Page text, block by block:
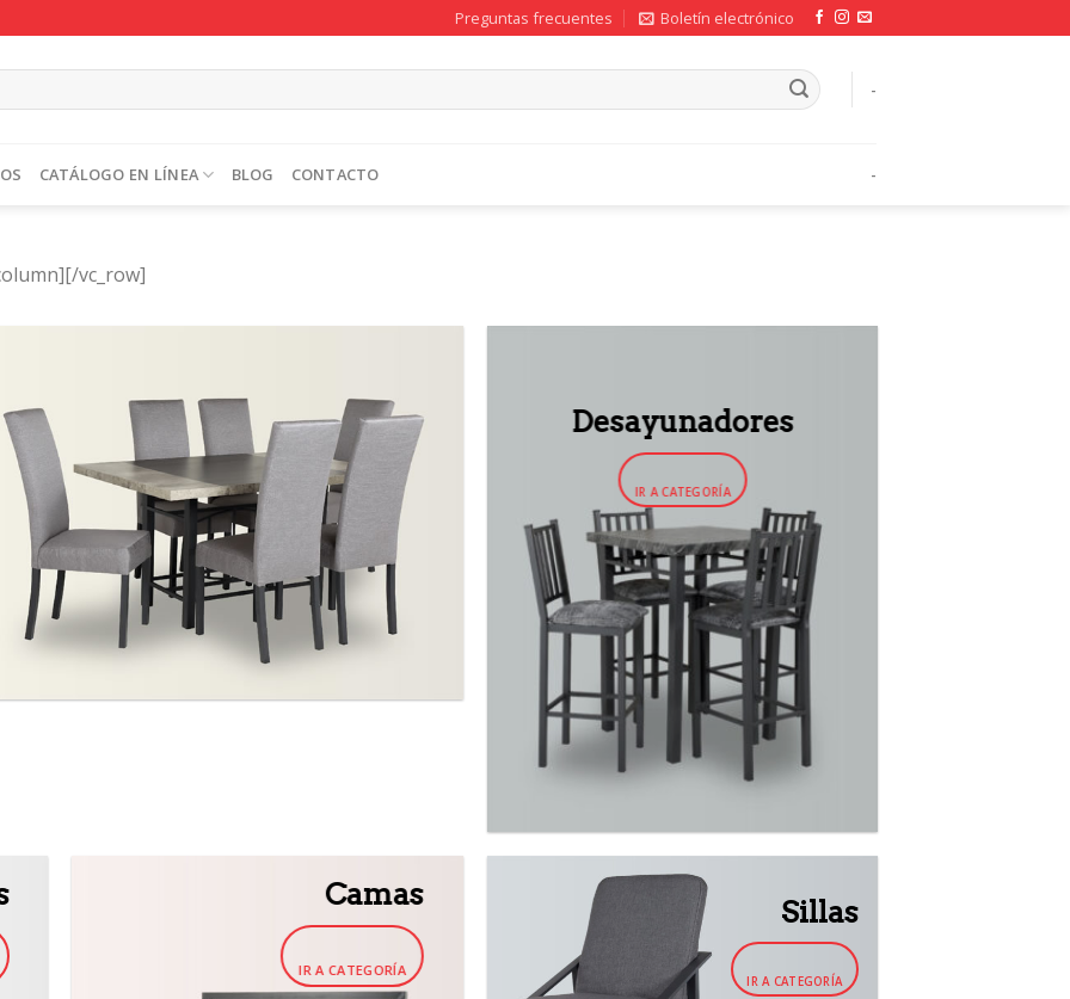
Preguntas frecuentes Boletín electrónico
-
CATÁLOGO EN LÍNEA BLOG CONTACTO -
vc_row]
Desayunadores
IR A CATEGORÍA
Camas
IR A CATEGORÍA
Sillas
IR A CATEGORÍA